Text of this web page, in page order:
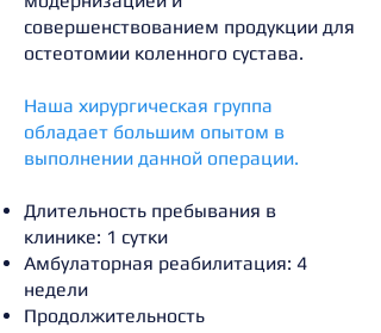
совершенствованием продукции для
остеотомии коленного сустава.
Наша хирургическая группа
обладает большим опытом в
выполнении данной операции.
Длительность пребывания в
клинике: 1 сутки
Амбулаторная реабилитация: 4
недели
Продолжительность